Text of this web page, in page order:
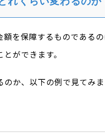
を保障するものである
ができます。
か、以下の例で見てみま